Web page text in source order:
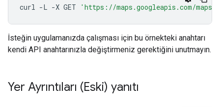
curl -L -X GET 'https://maps.googleapis.com/maps/
İsteğin uygulamanızda çalışması için bu örnekteki anahtarı
kendi API anahtarınızla değiştirmeniz gerektiğini unutmayın.
Yer Ayrıntıları (Eski) yanıtı